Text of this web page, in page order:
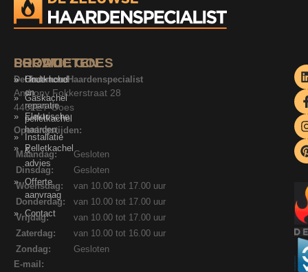
SERVICE
Onderhoud
en
reparatie
pelletkachel
Installatie
&
advies
Offerte
aanvraag
Contact
PRODUCTEN
Houtkachel
Gaskachel
Elektrische
haarden
Pelletkachel
LOCATIE GOES
De Zeeuwse Haardenspecialist
Anthony Fokkerstraat 28
4462ET Goes
Openingstijden:
Maandag:
Gesloten
Dinsdag:
Gesloten
Woensdag:
van 10.00 tot 17.00 uur
Donderdag:
van 10.00 tot 17.00 uur
Vrijdag:
van 10.00 tot 17.00 uur
Zaterdag:
van 10.00 tot 16.00 uur
Zondag:
Gesloten
E-mail: